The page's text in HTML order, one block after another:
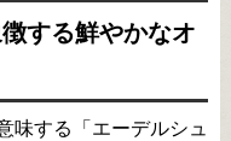
する鮮やかなオ
味する「エーデルシュ